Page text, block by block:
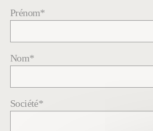
Prénom*
Nom*
Société*